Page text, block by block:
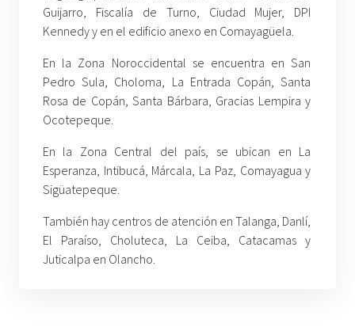
Guijarro, Fiscalía de Turno, Ciudad Mujer, DPI
Kennedy y en el edificio anexo en Comayagüela.
En la Zona Noroccidental se encuentra en San
Pedro Sula, Choloma, La Entrada Copán, Santa
Rosa de Copán, Santa Bárbara, Gracias Lempira y
Ocotepeque.
En la Zona Central del país, se ubican en La
Esperanza, Intibucá, Márcala, La Paz, Comayagua y
Sigüatepeque.
También hay centros de atención en Talanga, Danlí,
El Paraíso, Choluteca, La Ceiba, Catacamas y
Juticalpa en Olancho.